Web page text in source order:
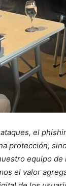
el
protección,
equipo
el valor